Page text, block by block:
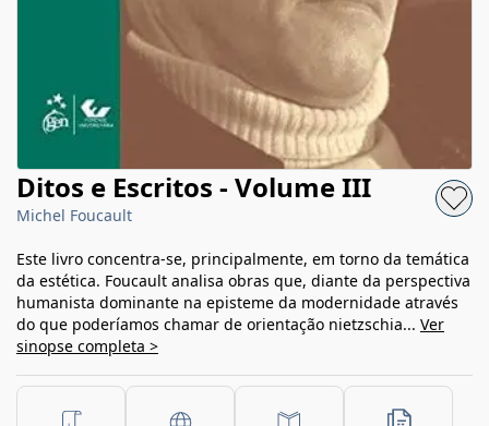
Ditos e Escritos - Volume III
Michel Foucault
Este livro concentra-se, principalmente, em torno da temática
da estética. Foucault analisa obras que, diante da perspectiva
humanista dominante na episteme da modernidade através
do que poderíamos chamar de orientação nietzschia... Ver
sinopse completa >